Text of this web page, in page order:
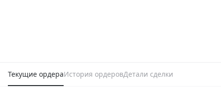
Текущие ордераИстория ордеровДетали сделки